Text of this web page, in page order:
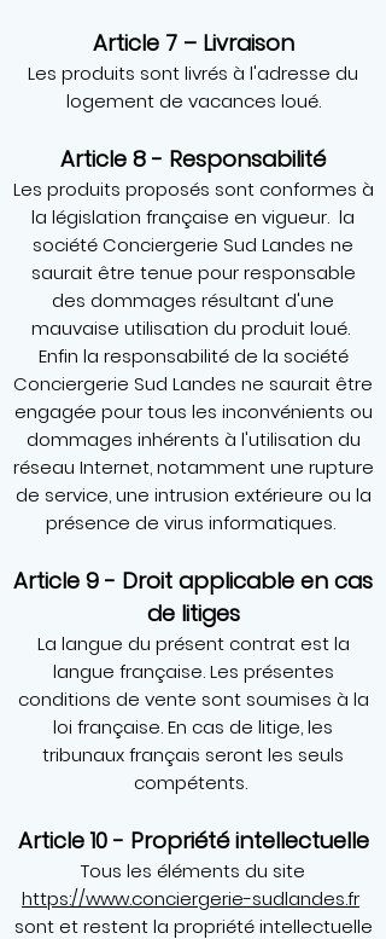
Article 7 – Livraison
Les produits sont livrés à l'adresse du
logement de vacances loué.
Article 8 - Responsabilité
Les produits proposés sont conformes à
la législation française en vigueur. la
société Conciergerie Sud Landes ne
saurait être tenue pour responsable
des dommages résultant d'une
mauvaise utilisation du produit loué.
Enfin la responsabilité de la société
Conciergerie Sud Landes ne saurait être
engagée pour tous les inconvénients ou
dommages inhérents à l'utilisation du
réseau Internet, notamment une rupture
de service, une intrusion extérieure ou la
présence de virus informatiques.
Article 9 - Droit applicable en cas
de litiges
La langue du présent contrat est la
langue française. Les présentes
conditions de vente sont soumises à la
loi française. En cas de litige, les
tribunaux français seront les seuls
compétents.
Article 10 - Propriété intellectuelle
Tous les éléments du site
https://www.conciergerie-sudlandes.fr
sont et restent la propriété intellectuelle